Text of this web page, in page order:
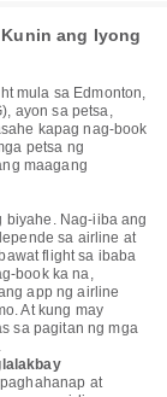
ang Iyong
mula sa Edmonton,
ayon sa petsa,
kapag nag-book
petsa ng
maagang
biyahe. Nag-iiba ang
sa airline at
flight sa ibaba
book ka na,
app ng airline
At kung may
sa pagitan ng mga
at